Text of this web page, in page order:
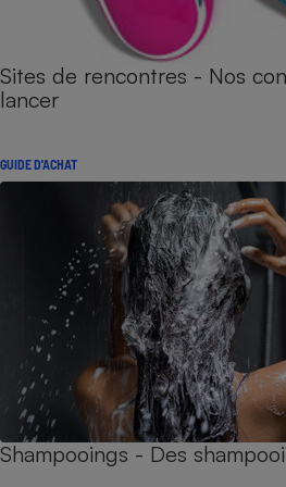
Sites de rencontres - Nos
lancer
GUIDE D'ACHAT
Shampooings - Des